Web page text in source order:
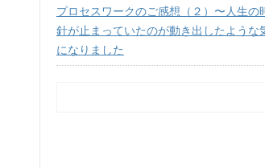
プロセスワークのご感想（２）〜人生の
針が止まっていたのが動き出したような
になりました